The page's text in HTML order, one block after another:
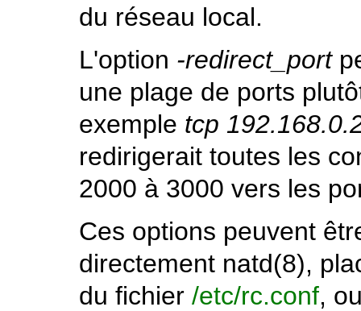
du réseau local.
L'option -redirect_port
une plage de ports
exemple tcp
redirigerait toutes les
2000 à 3000 vers les
Ces options peuvent
directement natd(8),
du fichier /etc/rc.conf,